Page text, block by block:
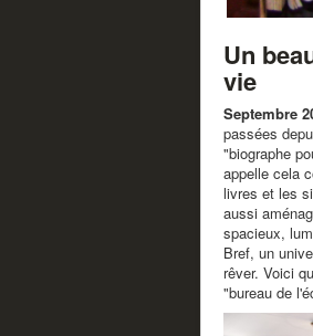
Un
vie
Septembre
passées
"biographe
appelle cela
livres et les
aussi
spacieux,
Bref, un
rêver. Voici
"bureau de